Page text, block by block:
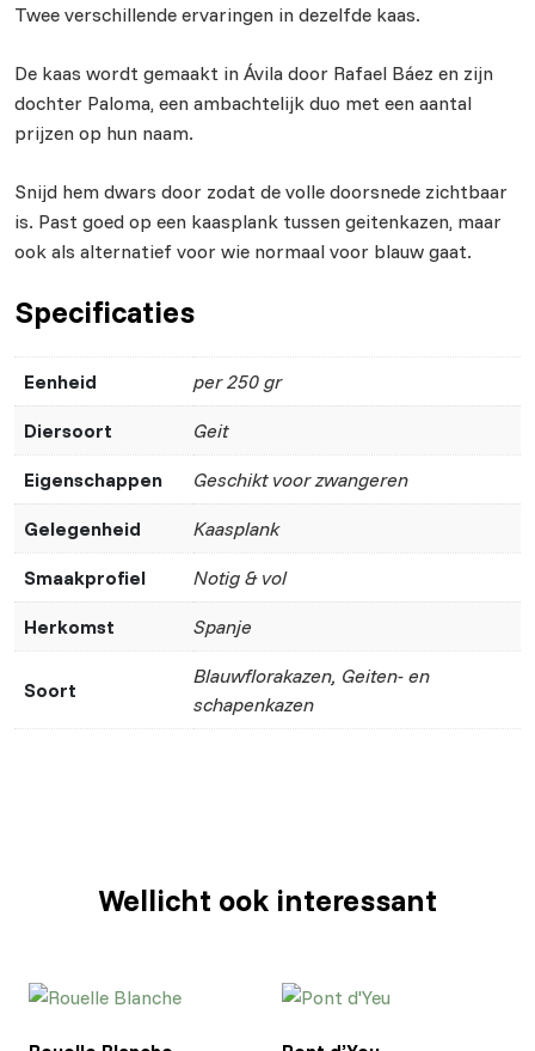
Twee verschillende ervaringen in dezelfde kaas.
De kaas wordt gemaakt in Ávila door Rafael Báez en zijn
dochter Paloma, een ambachtelijk duo met een aantal
prijzen op hun naam.
Snijd hem dwars door zodat de volle doorsnede zichtbaar
is. Past goed op een kaasplank tussen geitenkazen, maar
ook als alternatief voor wie normaal voor blauw gaat.
Specificaties
Eenheid per 250 gr
Diersoort Geit
Eigenschappen Geschikt voor zwangeren
Gelegenheid Kaasplank
Smaakprofiel Notig & vol
Herkomst Spanje
Soort
Blauwflorakazen, Geiten- en
schapenkazen
Wellicht ook interessant